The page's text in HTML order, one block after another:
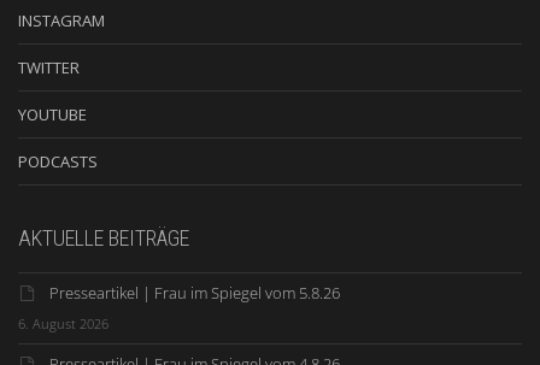
INSTAGRAM
TWITTER
YOUTUBE
PODCASTS
AKTUELLE BEITRÄGE
Presseartikel | Frau im Spiegel vom 5.8.26
6. August 2026